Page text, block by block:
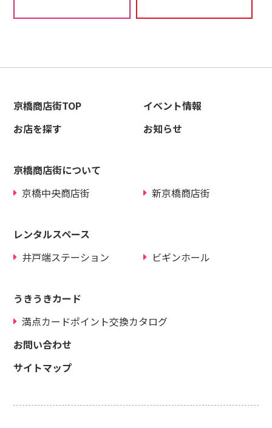
京橋商店街TOP
イベント情報
お店を探す
お知らせ
京橋商店街について
京橋中央商店街
新京橋商店街
レンタルスペース
井戸端ステーション
ビギンホール
うきうきカード
満点カードポイント交換カタログ
お問い合わせ
サイトマップ